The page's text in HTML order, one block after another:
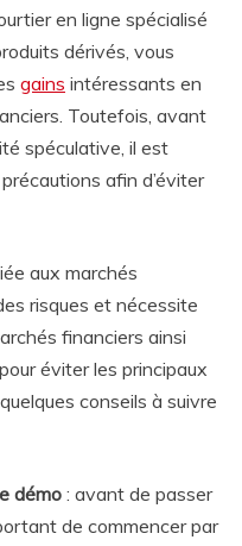
en ligne spécialisé
dérivés, vous
gains intéressants en
Toutefois, avant
spéculative, il est
afin d’éviter
aux marchés
risques et nécessite
financiers ainsi
éviter les principaux
conseils à suivre
démo : avant de passer
de commencer par